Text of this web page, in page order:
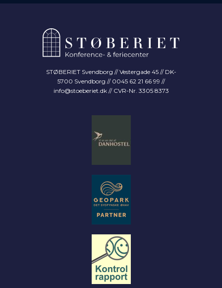
STØBERIET Svendborg // Vestergade 45 // DK-
5700 Svendborg // 0045 62 21 66 99 //
info@stoeberiet.dk// CVR-Nr. 3305 8373